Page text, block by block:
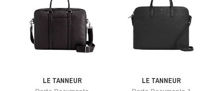
LE TANNEUR LE TANNEUR